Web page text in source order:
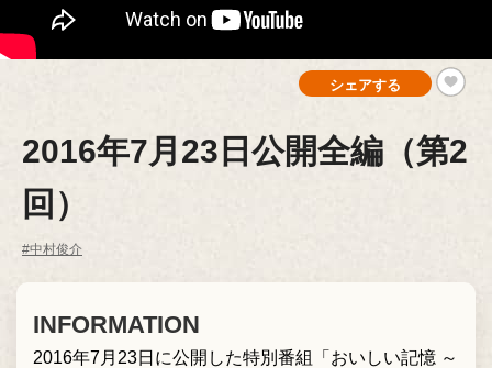
シェアする
2016年7月23日公開全編（第2
回）
#中村俊介
INFORMATION
2016年7月23日に公開した特別番組「おいしい記憶 ～